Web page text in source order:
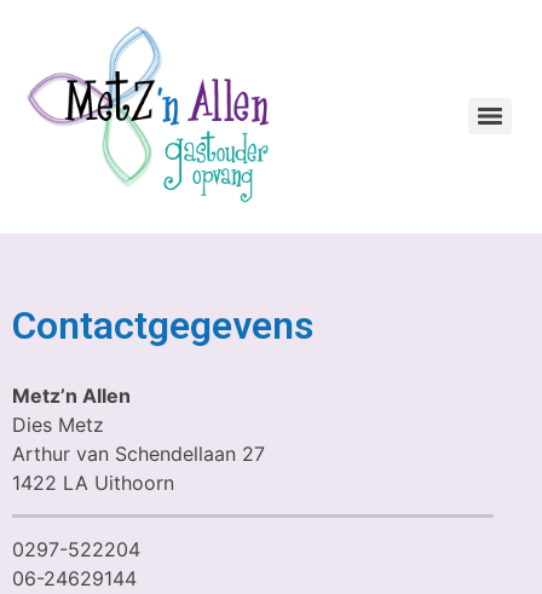
Contactgegevens
Metz’n Allen
Dies Metz
Arthur van Schendellaan 27
1422 LA Uithoorn
0297-522204
06-24629144